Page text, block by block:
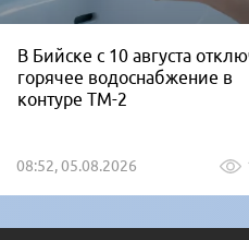
В Бийске с 10 августа
горячее водоснабжение в
контуре ТМ-2
08:52, 05.08.2026